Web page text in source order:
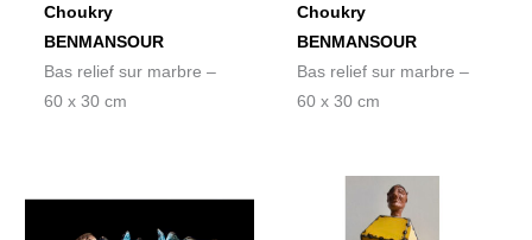
Choukry
BENMANSOUR
Bas relief sur marbre –
60 x 30 cm
Choukry
BENMANSOUR
Bas relief sur marbre –
60 x 30 cm